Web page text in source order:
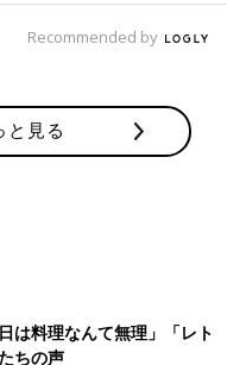
Recommended by
と見る
は料理なんて無理」「レト
ちの声